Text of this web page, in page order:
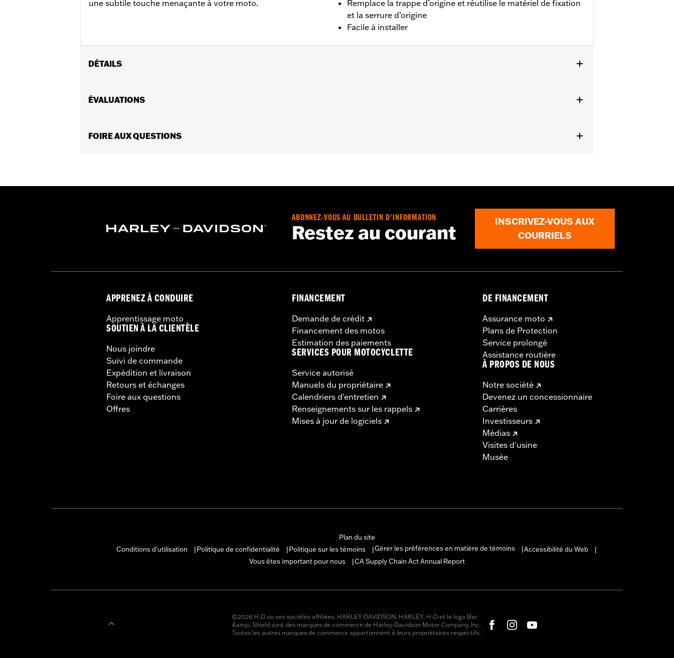
une subtile touche menaçante à votre moto.
Remplace la trappe d’origine et réutilise le matériel de fixation
et la serrure d’origine
Facile à installer
DÉTAILS
remplissage central. Ne convient pas aux modèles FLHXSE, FLTRXSE 2023 et après, FLHX, FLTRX et FLTRXSTSE 2024 et après, et
Collection:Collection Willie G. Skull
ÉVALUATIONS
FOIRE AUX QUESTIONS
ABONNEZ-VOUS AU BULLETIN D'INFORMATION
Restez au courant
INSCRIVEZ-VOUS AUX
COURRIELS
APPRENEZ À CONDUIRE
Apprentissage moto
SOUTIEN À LA CLIENTÈLE
Nous joindre
Suivi de commande
Expédition et livraison
Retours et échanges
Foire aux questions
Offres
FINANCEMENT
Demande de crédit
Financement des motos
Estimation des paiements
SERVICES POUR MOTOCYCLETTE
Service autorisé
Manuels du propriétaire
Calendriers d'entretien
Renseignements sur les rappels
Mises à jour de logiciels
DE FINANCEMENT
Assurance moto
Plans de Protection
Service prolongé
Assistance routière
À PROPOS DE NOUS
Notre société
Devenez un concessionnaire
Carrières
Investisseurs
Médias
Visites d'usine
Musée
Plan du site
Conditions d'utilisation
Politique de confidentialité Politique sur les témoins Gérer les préférences en matière de témoins Accessibilité du Web
Vous êtes important pour nous
CA Supply Chain Act Annual Report
©2026 H-D ou ses sociétés affiliées. HARLEY-DAVIDSON, HARLEY, H-D et le logo Bar
&amp; Shield sont des marques de commerce de Harley-Davidson Motor Company, Inc.
Toutes les autres marques de commerce appartiennent à leurs propriétaires respectifs.